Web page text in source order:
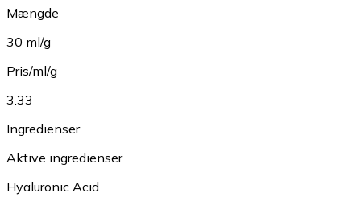
Mængde
30 ml/g
Pris/ml/g
3.33
Ingredienser
Aktive ingredienser
Hyaluronic Acid